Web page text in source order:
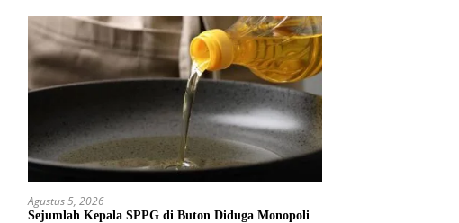
Agustus 5, 2026
Sejumlah Kepala SPPG di Buton Diduga Monopoli